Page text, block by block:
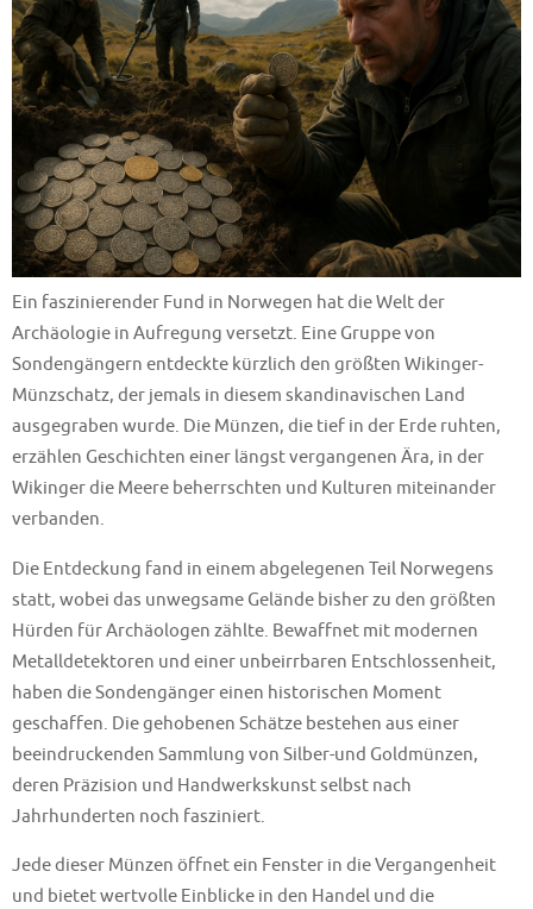
Ein faszinierender Fund in Norwegen hat die Welt der
Archäologie in Aufregung versetzt. Eine Gruppe von
Sondengängern entdeckte kürzlich den größten Wikinger-
Münzschatz, der jemals in diesem skandinavischen Land
ausgegraben wurde. Die Münzen, die tief in der Erde ruhten,
erzählen Geschichten einer längst vergangenen Ära, in der
Wikinger die Meere beherrschten und Kulturen miteinander
verbanden.
Die Entdeckung fand in einem abgelegenen Teil Norwegens
statt, wobei das unwegsame Gelände bisher zu den größten
Hürden für Archäologen zählte. Bewaffnet mit modernen
Metalldetektoren und einer unbeirrbaren Entschlossenheit,
haben die Sondengänger einen historischen Moment
geschaffen. Die gehobenen Schätze bestehen aus einer
beeindruckenden Sammlung von Silber-und Goldmünzen,
deren Präzision und Handwerkskunst selbst nach
Jahrhunderten noch fasziniert.
Jede dieser Münzen öffnet ein Fenster in die Vergangenheit
und bietet wertvolle Einblicke in den Handel und die